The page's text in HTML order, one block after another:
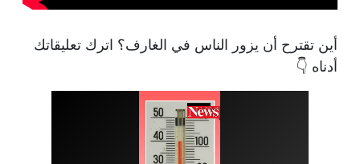
أين تقترح أن يزور الناس في الغارف؟ اترك تعليقاتك
أدناه 👇